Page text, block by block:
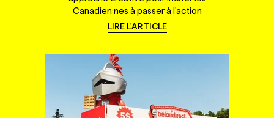
Canadien·nes à passer à l'action
LIRE L'ARTICLE